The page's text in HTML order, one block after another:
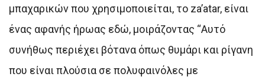
μπαχαρικών που χρησιμοποιείται, το za’atar, είναι
ένας αφανής ήρωας εδώ, μοιράζοντας “Αυτό
συνήθως περιέχει βότανα όπως θυμάρι και ρίγανη
που είναι πλούσια σε πολυφαινόλες με